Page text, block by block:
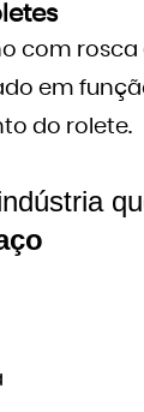
com rosca
em
do rolete.